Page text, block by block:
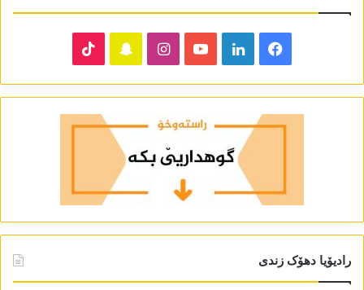
Facebook
LinkedIn
YouTube
Instagram
Snapchat
رادیۆیا دھۆک زندی